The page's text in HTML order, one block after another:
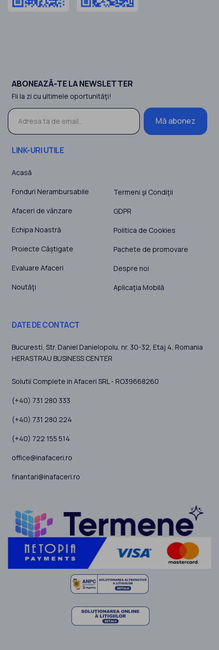
ABONEAZĂ-TE LA NEWSLETTER
Fii la zi cu ultimele oportunităţi!
Mă abonez
LINK-URI UTILE
Acasă
Fonduri Nerambursabile
Afaceri de vânzare
Echipa Noastră
Proiecte Câștigate
Evaluare Afaceri
Noutăţi
Termeni şi Condiţii
GDPR
Politica de Cookies
Pachete de promovare
Despre noi
Aplicaţia Mobilă
DATE DE CONTACT
Bucuresti, Str. Daniel Danielopolu, nr. 30-32, Etaj 4, Romania
HERASTRAU BUSINESS CENTER
Solutii Complete in Afaceri SRL - RO39668260
(+40) 731 280 333
(+40) 731 280 224
(+40) 722 155 514
office@inafaceri.ro
finantari@inafaceri.ro